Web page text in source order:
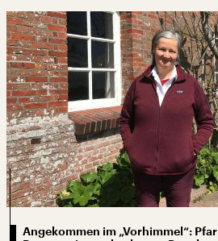
Angekommen im „Vorhimmel“: